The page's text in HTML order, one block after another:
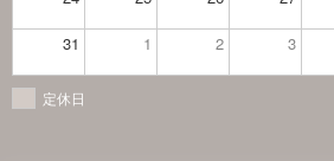
31 1 2 3
定休日